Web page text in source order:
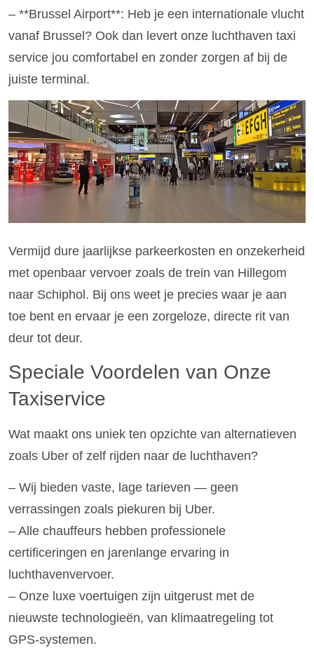
– **Brussel Airport**: Heb je een internationale vlucht
vanaf Brussel? Ook dan levert onze luchthaven taxi
service jou comfortabel en zonder zorgen af bij de
juiste terminal.
Vermijd dure jaarlijkse parkeerkosten en onzekerheid
met openbaar vervoer zoals de trein van Hillegom
naar Schiphol. Bij ons weet je precies waar je aan
toe bent en ervaar je een zorgeloze, directe rit van
deur tot deur.
Speciale Voordelen van Onze
Taxiservice
Wat maakt ons uniek ten opzichte van alternatieven
zoals Uber of zelf rijden naar de luchthaven?
– Wij bieden vaste, lage tarieven — geen
verrassingen zoals piekuren bij Uber.
– Alle chauffeurs hebben professionele
certificeringen en jarenlange ervaring in
luchthavenvervoer.
– Onze luxe voertuigen zijn uitgerust met de
nieuwste technologieën, van klimaatregeling tot
GPS-systemen.